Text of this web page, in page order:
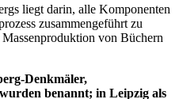
liegt darin, alle Komponenten
zusammengeführt zu
von Büchern
Denkmäler,
benannt; in Leipzig als